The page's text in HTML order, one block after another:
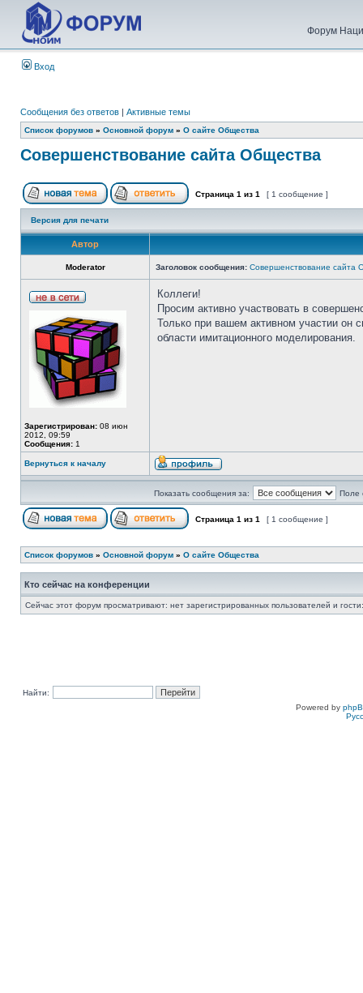
Форум
Вход
Сообщения без ответов | Активные темы
Список форумов » Основной форум » О сайте Общества
Совершенствование сайта Общества
Страница 1 из 1 [ 1 сообщение ]
Версия для печати
Автор
Moderator Заголовок сообщения: Совершенствование сайта
Зарегистрирован: 08 июн
2012, 09:59
Сообщения: 1
Коллеги!
Просим активно участвовать в
Только при вашем активном участии он
области имитационного моделирования.
Вернуться к началу
Показать сообщения за: Поле
Страница 1 из 1 [ 1 сообщение ]
Список форумов » Основной форум » О сайте Общества
Кто сейчас на конференции
Сейчас этот форум просматривают: нет зарегистрированных пользователей и
Найти:
Powered by